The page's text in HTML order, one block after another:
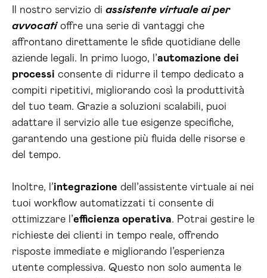
Il nostro servizio di assistente virtuale ai per
avvocatioffre una serie di vantaggi che
affrontano direttamente le sfide quotidiane delle
aziende legali. In primo luogo, l’automazione dei
processi consente di ridurre il tempo dedicato a
compiti ripetitivi, migliorando così la produttività
del tuo team. Grazie a soluzioni scalabili, puoi
adattare il servizio alle tue esigenze specifiche,
garantendo una gestione più fluida delle risorse e
del tempo.
Inoltre, l’integrazione dell’assistente virtuale ai nei
tuoi workflow automatizzati ti consente di
ottimizzare l’efficienza operativa. Potrai gestire le
richieste dei clienti in tempo reale, offrendo
risposte immediate e migliorando l’esperienza
utente complessiva. Questo non solo aumenta le